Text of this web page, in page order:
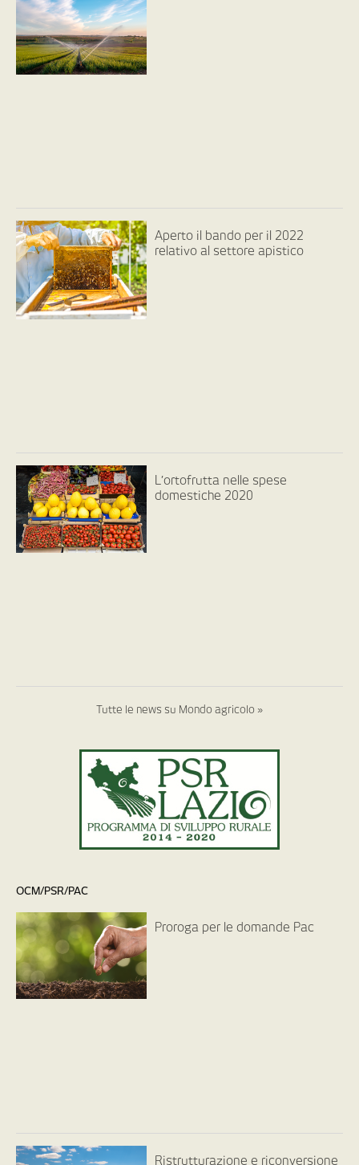
Aperto il bando per il 2022
relativo al settore apistico
L’ortofrutta nelle spese
domestiche 2020
Tutte le news su Mondo agricolo »
OCM/PSR/PAC
Proroga per le domande Pac
Ristrutturazione e riconversione